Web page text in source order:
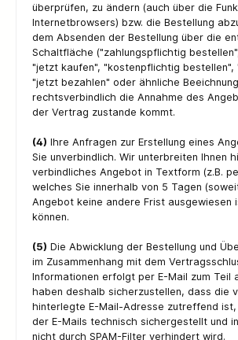
überprüfen, zu ändern (auch über die
Internetbrowsers) bzw. die Bestellung
dem Absenden der Bestellung über die
Schaltfläche ("zahlungspflichtig
"jetzt kaufen", "kostenpflichtig bestellen",
"jetzt bezahlen" oder ähnliche
rechtsverbindlich die Annahme des
der Vertrag zustande kommt.
(4) Ihre Anfragen zur Erstellung eines
Sie unverbindlich. Wir unterbreiten Ihnen
verbindliches Angebot in Textform (z.B.
welches Sie innerhalb von 5 Tagen
Angebot keine andere Frist ausgewiesen
können.
(5) Die Abwicklung der Bestellung und
im Zusammenhang mit dem
Informationen erfolgt per E-Mail zum Teil
haben deshalb sicherzustellen, dass die
hinterlegte E-Mail-Adresse zutreffend ist,
der E-Mails technisch sichergestellt und
nicht durch SPAM-Filter verhindert wird.